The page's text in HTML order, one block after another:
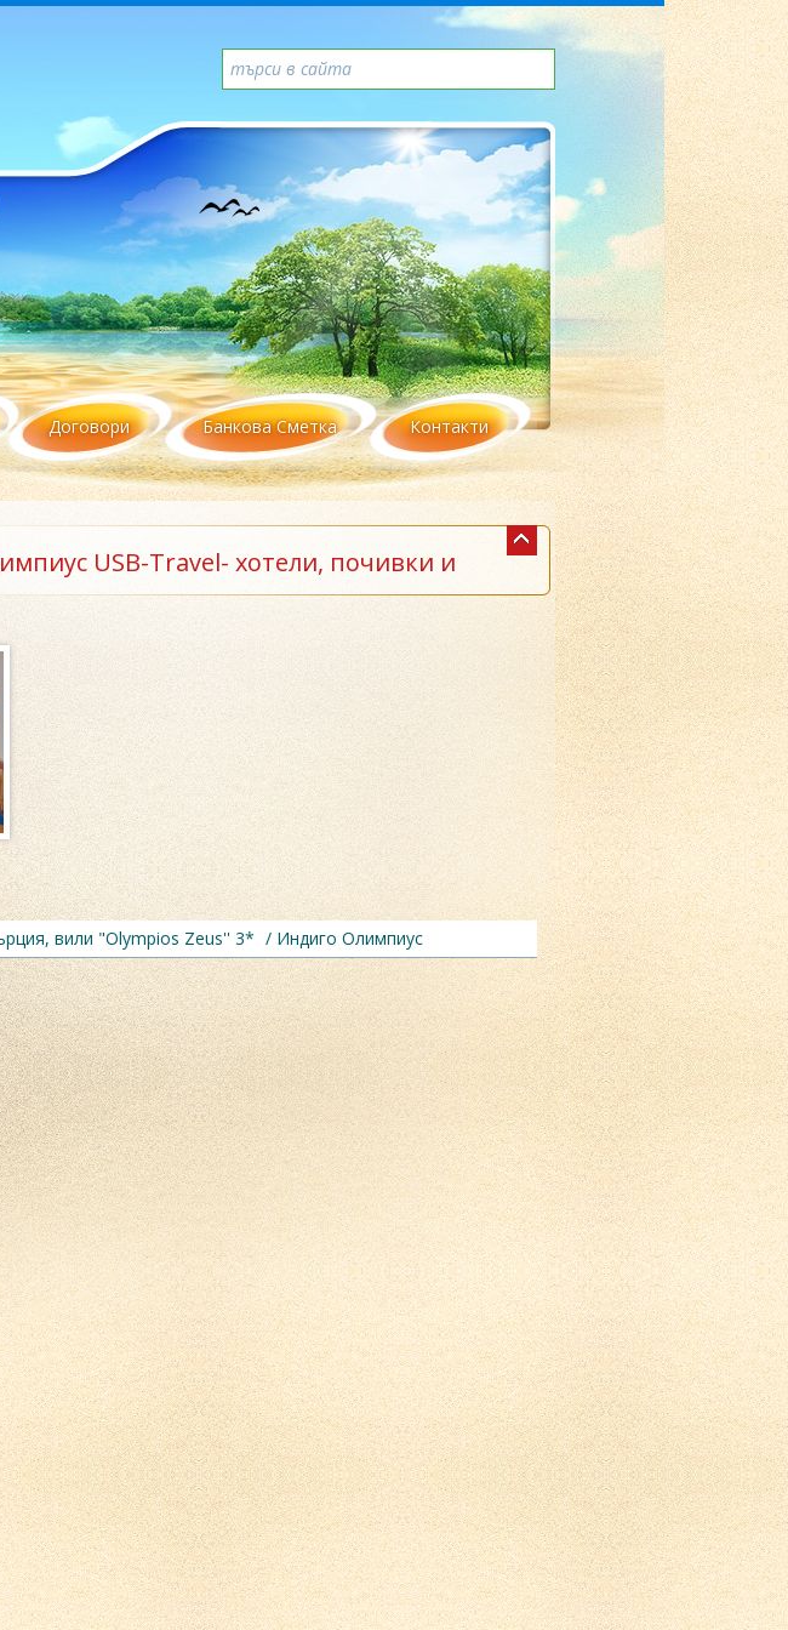
Договори Банкова Сметка Контакти
USB-Travel- хотели, почивки и
вили "Olympios Zeus'' 3* / Индиго Олимпиус